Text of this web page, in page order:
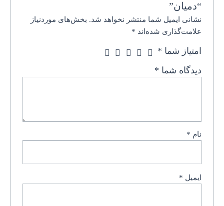
“دمیان”
نشانی ایمیل شما منتشر نخواهد شد. بخش‌های موردنیاز
علامت‌گذاری شده‌اند *
امتیاز شما *
دیدگاه شما *
نام *
ایمیل *